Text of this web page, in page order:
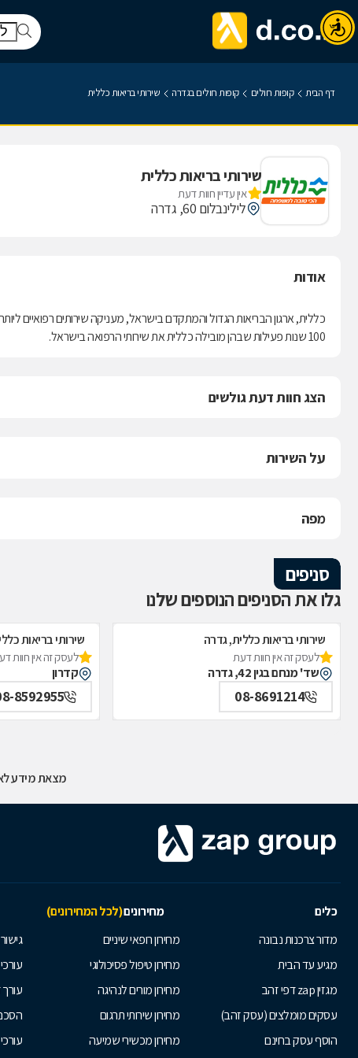
דף הבית קופות חולים קופות חולים בגדרה שירותי בריאות כללית
שירותי בריאות כללית
אין עדיין חוות דעת
לילינבלום 60, גדרה
אודות
100 שנות פעילות שבהן מובילה כללית את שירותי הרפואה בישראל.
הצג חוות דעת גולשים
על השירות
מפה
סניפים
גלו את הסניפים הנוספים שלנו
שירותי בריאות כללית, גדרה
לעסק זה אין חוות דעת
שד' מנחם בגין 42, גדרה
08-8691214
שירותי בריאות
לעסק זה אין חוות
קדרון
8592955
מצאת מידע
כלים מחירונים(לכל המחירונים)
מדור צרכנות נבונה
מגיע עד הבית
מגזין zap דפי זהב
עסקים מומלצים (עסק זהב)
הוסף עסק בחינם
מחירון רופאי שיניים
מחירון טיפול פסיכולוגי
מחירון מורים לנהיגה
מחירון שירותי תרגום
מחירון מכשירי שמיעה
עורכי
עורך